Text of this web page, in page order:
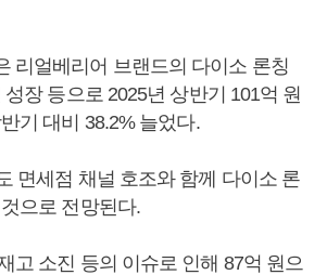
리얼베리어 브랜드의 다이소 론칭
장 등으로 2025년 상반기 101억 원
기 대비 38.2% 늘었다.
면세점 채널 호조와 함께 다이소 론
으로 전망된다.
고 소진 등의 이슈로 인해 87억 원으